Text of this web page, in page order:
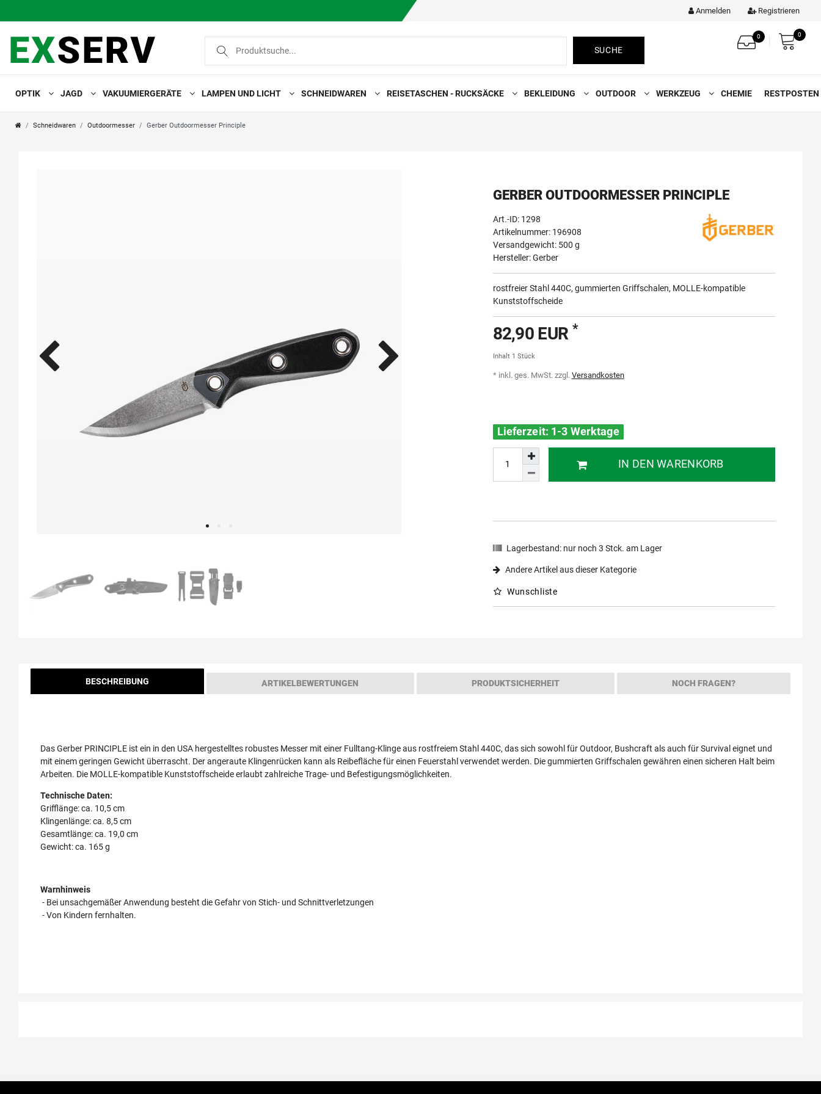
Anmelden Registrieren
SUCHE
0 0
OPTIK JAGD VAKUUMIERGERÄTE LAMPEN UND LICHT SCHNEIDWAREN REISETASCHEN - RUCKSÄCKE BEKLEIDUNG OUTDOOR WERKZEUG CHEMIE RESTPOSTEN
Schneidwaren Outdoormesser Gerber Outdoormesser Principle
GERBER OUTDOORMESSER PRINCIPLE
Art.-ID: 1298
Artikelnummer: 196908
Versandgewicht: 500 g
Hersteller:Gerber
rostfreier Stahl 440C, gummierten Griffschalen, MOLLE-kompatible
Kunststoffscheide
82,90 EUR *
Inhalt 1 Stück
* inkl. ges. MwSt. zzgl. Versandkosten
Lieferzeit: 1-3 Werktage
IN DEN WARENKORB
Lagerbestand: nur noch 3 Stck. am Lager
Andere Artikel aus dieser Kategorie
Wunschliste
BESCHREIBUNG ARTIKELBEWERTUNGEN PRODUKTSICHERHEIT NOCH FRAGEN?
Das Gerber PRINCIPLE ist ein in den USA hergestelltes robustes Messer mit einer Fulltang-Klinge aus rostfreiem Stahl 440C, das sich sowohl für Outdoor, Bushcraft als auch für Survival eignet und
mit einem geringen Gewicht überrascht. Der angeraute Klingenrücken kann als Reibefläche für einen Feuerstahl verwendet werden. Die gummierten Griffschalen gewähren einen sicheren Halt beim
Arbeiten. Die MOLLE-kompatible Kunststoffscheide erlaubt zahlreiche Trage- und Befestigungsmöglichkeiten.
Technische Daten:
Grifflänge: ca. 10,5 cm
Klingenlänge: ca. 8,5 cm
Gesamtlänge: ca. 19,0 cm
Gewicht: ca. 165 g
Warnhinweis
- Bei unsachgemäßer Anwendung besteht die Gefahr von Stich- und Schnittverletzungen
- Von Kindern fernhalten.